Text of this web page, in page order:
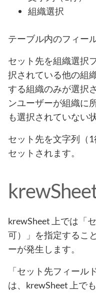
組織選択
テーブル内のフィー
セット先を組織選択
択されている他の組
する組織のみが選択
ンユーザーが組織に
も選択されていない
セット先を文字列（
セットされます。
krewSheet 上では「
可）」を指定するこ
ーが発生します。
「セット先フィール
は、krewSheet 上で